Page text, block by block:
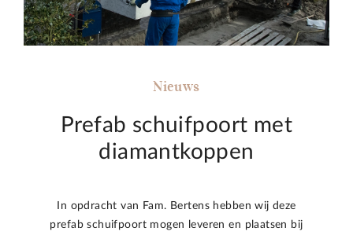
Nieuws
Prefab schuifpoort met
diamantkoppen
In opdracht van Fam. Bertens hebben wij deze
prefab schuifpoort mogen leveren en plaatsen bij